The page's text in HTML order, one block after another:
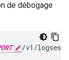
de débogage
/v1/